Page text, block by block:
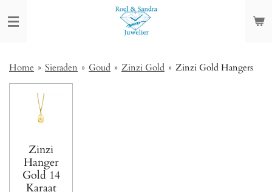
direct
hoofdinhoud
Home » Sieraden » Goud » Zinzi Gold » Zinzi Gold Hangers
Zinzi
Hanger
Gold 14
Karaat